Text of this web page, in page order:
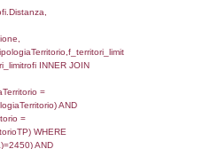
AND
f_territori_limitrofi.Distanza,